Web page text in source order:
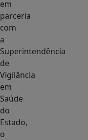
em
parceria
com
a
Superintendência
de
Vigilância
em
Saúde
do
Estado,
o